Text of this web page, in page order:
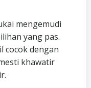
mengemudi
yang pas.
cocok dengan
khawatir